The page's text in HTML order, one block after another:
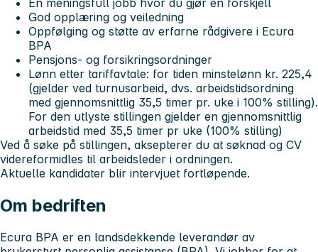
En meningsfull jobb hvor du gjør en forskjell
God opplæring og veiledning
Oppfølging og støtte av erfarne rådgivere i Ecura
BPA
Pensjons- og forsikringsordninger
Lønn etter tariffavtale: for tiden minstelønn kr. 225,4
(gjelder ved turnusarbeid, dvs. arbeidstidsordning
med gjennomsnittlig 35,5 timer pr. uke i 100% stilling).
For den utlyste stillingen gjelder en gjennomsnittlig
arbeidstid med 35,5 timer pr uke (100% stilling)
Ved å søke på stillingen, aksepterer du at søknad og CV
videreformidles til arbeidsleder i ordningen.
Aktuelle kandidater blir intervjuet fortløpende.
Om bedriften
Ecura BPA er en landsdekkende leverandør av